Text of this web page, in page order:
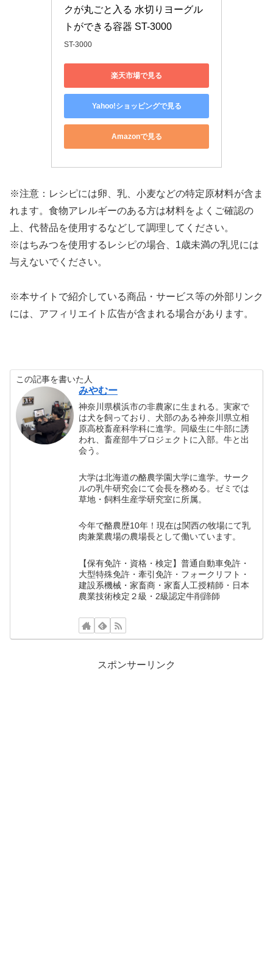
クが丸ごと入る 水切りヨーグル
トができる容器 ST-3000
ST-3000
楽天市場で見る
Yahoo!ショッピングで見る
Amazonで見る
※注意：レシピには卵、乳、小麦などの特定原材料が含ま
れます。食物アレルギーのある方は材料をよくご確認の
上、代替品を使用するなどして調理してください。
※はちみつを使用するレシピの場合、1歳未満の乳児には
与えないでください。
※本サイトで紹介している商品・サービス等の外部リンク
には、アフィリエイト広告が含まれる場合があります。
この記事を書いた人
みやむー
神奈川県横浜市の非農家に生まれる。実家で
は犬を飼っており、犬部のある神奈川県立相
原高校畜産科学科に進学。同級生に牛部に誘
われ、畜産部牛プロジェクトに入部。牛と出
会う。
大学は北海道の酪農学園大学に進学。サーク
ルの乳牛研究会にて会長を務める。ゼミでは
草地・飼料生産学研究室に所属。
今年で酪農歴10年！現在は関西の牧場にて乳
肉兼業農場の農場長として働いています。
【保有免許・資格・検定】普通自動車免許・
大型特殊免許・牽引免許・フォークリフト・
建設系機械・家畜商・家畜人工授精師・日本
農業技術検定２級・2級認定牛削蹄師
スポンサーリンク